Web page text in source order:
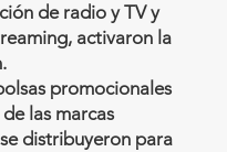
de radio y TV y
activaron la
promocionales
las marcas
distribuyeron para